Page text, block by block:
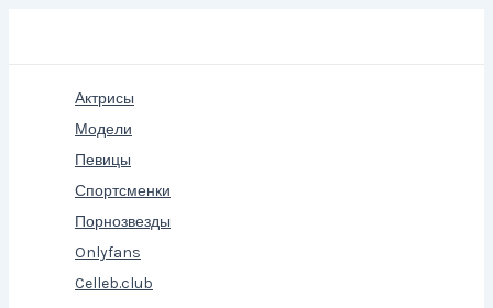
Актрисы
Модели
Певицы
Спортсменки
Порнозвезды
Onlyfans
Celleb.club